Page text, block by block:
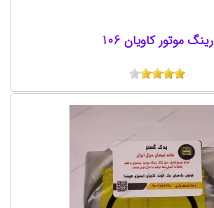
رینگ موتور کاویان 106